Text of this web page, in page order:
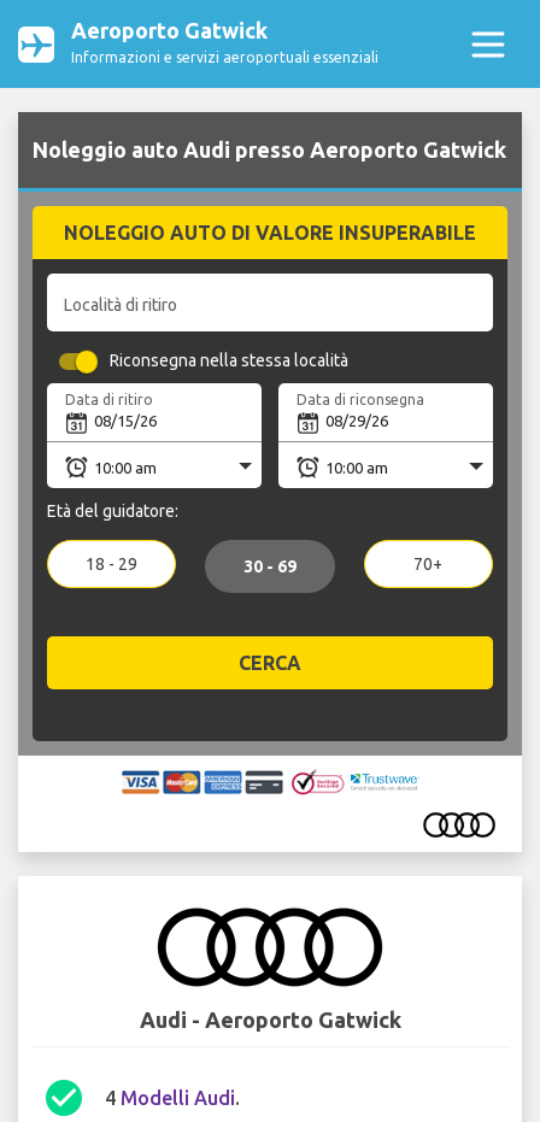
Aeroporto Gatwick
Informazioni e servizi aeroportuali essenziali
Noleggio auto Audi presso Aeroporto Gatwick
NOLEGGIO AUTO DI VALORE INSUPERABILE
Località di ritiro
Riconsegna nella stessa località
Data di ritiro Data di riconsegna
Età del guidatore:
18 - 29 30 - 69 70+
CERCA
Audi - Aeroporto Gatwick
check_circle 4 Modelli Audi.